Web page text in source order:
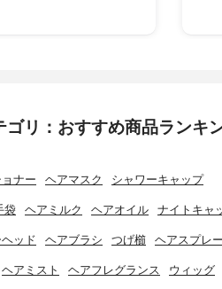
ゴリ：おすすめ商品ランキ
ナー ヘアマスク シャワーキャップ
袋 ヘアミルク ヘアオイル ナイトキャ
ッド ヘアブラシ つげ櫛 ヘアスプレー
ヘアミスト ヘアフレグランス ウィッグ